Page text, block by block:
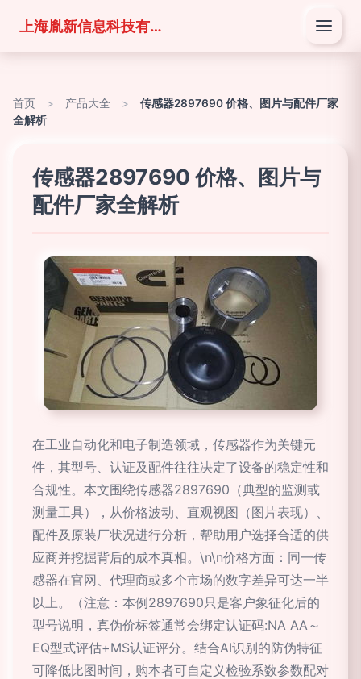
上海胤新信息科技有限公司
首页 > 产品大全 >
传感器2897690 价格、图片与配件厂家
全解析
传感器2897690 价格、图片与
配件厂家全解析
在工业自动化和电子制造领域，传感器作为关键元
件，其型号、认证及配件往往决定了设备的稳定性和
合规性。本文围绕传感器2897690（典型的监测或
测量工具），从价格波动、直观视图（图片表现）、
配件及原装厂状况进行分析，帮助用户选择合适的供
应商并挖掘背后的成本真相。\n\n价格方面：同一传
感器在官网、代理商或多个市场的数字差异可达一半
以上。（注意：本例2897690只是客户象征化后的
型号说明，真伪价标签通常会绑定认证码:NA AA～
EQ型式评估+MS认证评分。结合AI识别的防伪特征
可降低比图时间，购本者可自定义检验系数参数配对